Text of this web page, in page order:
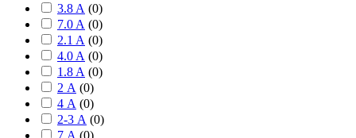
3.8 A (0)
7.0 A (0)
2.1 A (0)
4.0 A (0)
1.8 A (0)
2 А (0)
4 А (0)
2-3 А (0)
7 А (0)